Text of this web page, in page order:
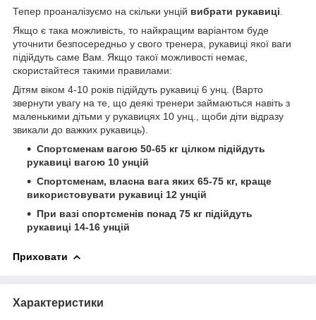
Тепер проаналізуємо на скільки унцій вибрати рукавиці
Якщо є така можливість, то найкращим варіантом буде
уточнити безпосередньо у свого тренера, рукавиці якої ваги
підійдуть саме Вам. Якщо такої можливості немає,
скористайтеся такими правилами:
Дітям віком 4-10 років підійдуть рукавиці 6 унц. (Варто
звернути увагу на те, що деякі тренери займаються навіть з
маленькими дітьми у рукавицях 10 унц., щоби діти відразу
звикали до важких рукавиць).
Спортсменам вагою 50-65 кг цілком підійдуть
рукавиці вагою 10 унцій
Спортсменам, власна вага яких 65-75 кг, краще
використовувати рукавиці 12 унцій
При вазі спортсменів понад 75 кг підійдуть
рукавиці 14-16 унцій
Приховати
Характеристики